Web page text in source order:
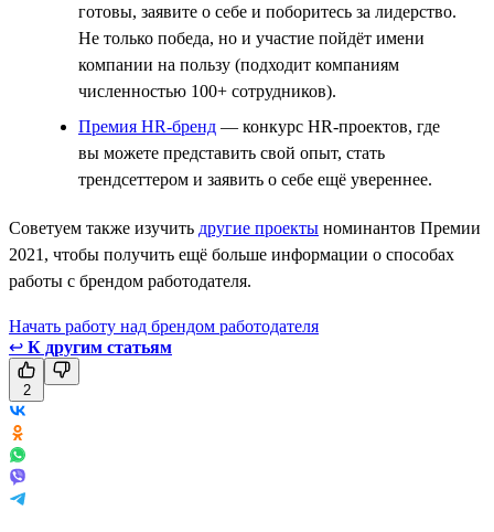
готовы, заявите о себе и поборитесь за лидерство.
Не только победа, но и участие пойдёт имени
компании на пользу (подходит компаниям
численностью 100+ сотрудников).
Премия HR-бренд — конкурс HR-проектов, где
вы можете представить свой опыт, стать
трендсеттером и заявить о себе ещё увереннее.
Советуем также изучить другие проекты номинантов Премии
2021, чтобы получить ещё больше информации о способах
работы с брендом работодателя.
Начать работу над брендом работодателя
↩ К другим статьям
2